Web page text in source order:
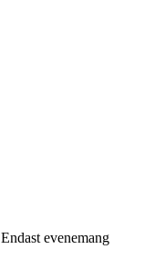
Endast evenemang